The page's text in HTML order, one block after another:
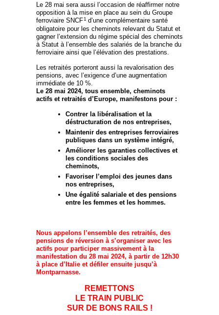
Le 28 mai sera aussi l’occasion de réaffirmer notre
opposition à la mise en place au sein du Groupe
ferroviaire SNCF1 d’une complémentaire santé
obligatoire pour les cheminots relevant du Statut et
gagner l’extension du régime spécial des cheminots
à Statut à l’ensemble des salariés de la branche du
ferroviaire ainsi que l’élévation des prestations.
Les retraités porteront aussi la revalorisation des
pensions, avec l’exigence d’une augmentation
immédiate de 10 %.
Le 28 mai 2024, tous ensemble, cheminots
actifs et retraités d’Europe, manifestons pour :
Contrer la libéralisation et la
déstructuration de nos entreprises,
Maintenir des entreprises ferroviaires
publiques dans un système intégré,
Améliorer les garanties collectives et
les conditions sociales des
cheminots,
Favoriser l’emploi des jeunes dans
nos entreprises,
Une égalité salariale et des pensions
entre les femmes et les hommes.
Nous appelons l’ensemble des retraités, des
pensions de réversion à s’organiser avec les
actifs pour participer massivement à la
manifestation du 28 mai 2024, à partir de 12h30
à place d’Italie et défiler ensuite jusqu’à
Montparnasse.
REMETTONS
LE TRAIN PUBLIC
SUR DE BONS RAILS !